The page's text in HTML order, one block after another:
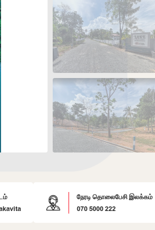
நேரடி தொலைபேசி இலக்கம்
070 5000 222